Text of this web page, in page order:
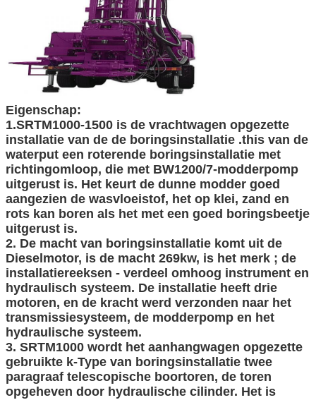
Eigenschap:
1.SRTM1000-1500 is de vrachtwagen opgezette
installatie van de de boringsinstallatie .this van de
waterput een roterende boringsinstallatie met
richtingomloop, die met BW1200/7-modderpomp
uitgerust is. Het keurt de dunne modder goed
aangezien de wasvloeistof, het op klei, zand en
rots kan boren als het met een goed boringsbeetje
uitgerust is.
2. De macht van boringsinstallatie komt uit de
Dieselmotor, is de macht 269kw, is het merk ; de
installatiereeksen - verdeel omhoog instrument en
hydraulisch systeem. De installatie heeft drie
motoren, en de kracht werd verzonden naar het
transmissiesysteem, de modderpomp en het
hydraulische systeem.
3. SRTM1000 wordt het aanhangwagen opgezette
gebruikte k-Type van boringsinstallatie twee
paragraaf telescopische boortoren, de toren
opgeheven door hydraulische cilinder. Het is